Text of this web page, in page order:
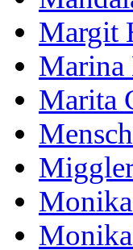
Margit
Marina
Marita